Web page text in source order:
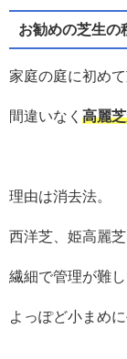
お勧めの芝生の
家庭の庭に初め
間違いなく 高麗
理由は消去法。
西洋芝、姫高麗
繊細で管理が難し
よっぽど小まめ